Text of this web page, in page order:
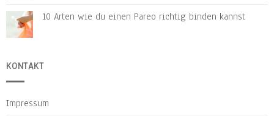
10 Arten wie du einen Pareo richtig binden kannst
KONTAKT
Impressum